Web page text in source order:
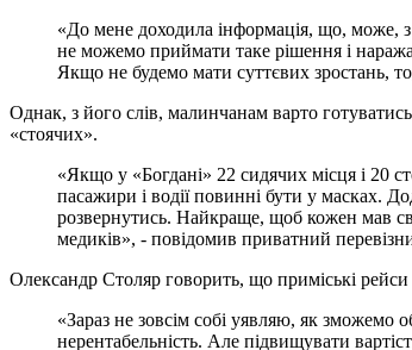
«До мене доходила інформація, що, може,
не можемо приймати таке рішення і
Якщо не будемо мати суттєвих зростань,
Однак, з його слів, малинчанам варто
«стоячих».
«Якщо у «Богдані» 22 сидячих місця і 20
пасажири і водії повинні бути у масках.
розвернутись. Найкраще, щоб кожен мав
медиків», - повідомив приватний
Олександр Столяр говорить, що приміські
«Зараз не зовсім собі уявляю, як зможемо
нерентабельність. Але підвищувати